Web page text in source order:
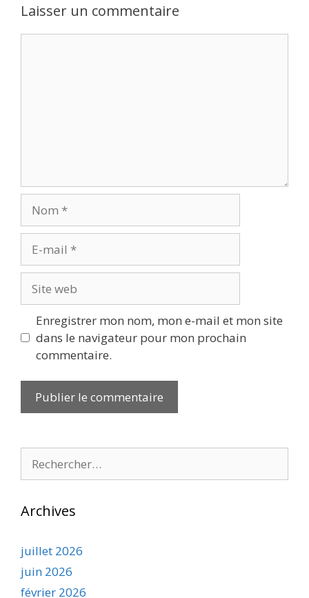
Laisser un commentaire
mail
web
Enregistrer mon nom, mon e-mail et mon site
dans le navigateur pour mon prochain
commentaire.
Archives
juillet 2026
juin 2026
février 2026